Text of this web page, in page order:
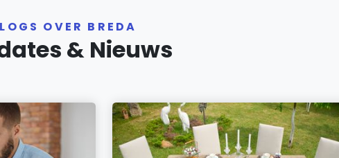
OVER BREDA
& Nieuws